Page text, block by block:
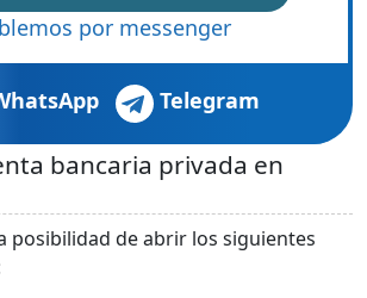
por messenger
Telegram
bancaria privada en
posibilidad de abrir los siguientes